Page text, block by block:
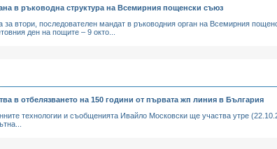
в ръководна структура на Всемирния пощенски съюз
за втори, последователен мандат в ръководния орган на Всемирния
ден на пощите – 9 окто...
в отбелязването на 150 години от първата жп линия в България
технологии и съобщенията Ивайло Московски ще участва утре